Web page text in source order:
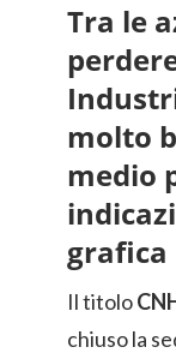
Tra le
molto
medio
grafica
Il titolo
chiuso la